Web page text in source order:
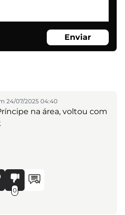
Enviar
24/07/2025 04:40
na área, voltou com
0